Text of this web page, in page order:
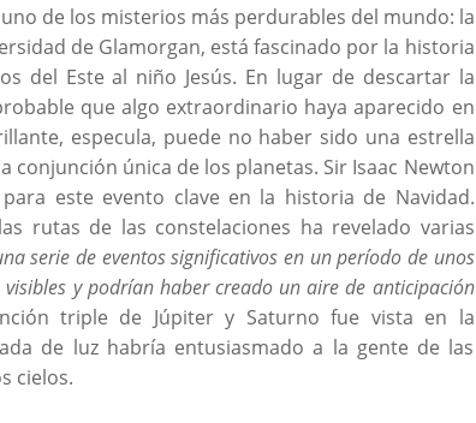
de los misterios más perdurables del mundo: la
de Glamorgan, está fascinado por la historia
del Este al niño Jesús. En lugar de descartar la
que algo extraordinario haya aparecido en
especula, puede no haber sido una estrella
única de los planetas. Sir Isaac Newton
este evento clave en la historia de Navidad.
rutas de las constelaciones ha revelado varias
serie de eventos significativos en un período de unos
y podrían haber creado un aire de anticipación
triple de Júpiter y Saturno fue vista en la
de luz habría entusiasmado a la gente de las
cielos.